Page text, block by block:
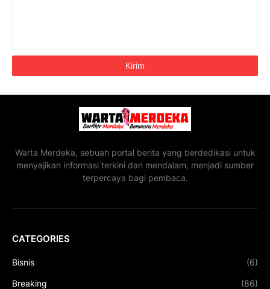
Warta Merdeka, sebuah portal berita yang berdedikasi untuk
menyajikan informasi terkini dan mendalam, menjadi sumber
terpercaya bagi pembaca.
CATEGORIES
Bisnis (6)
Breaking (86)